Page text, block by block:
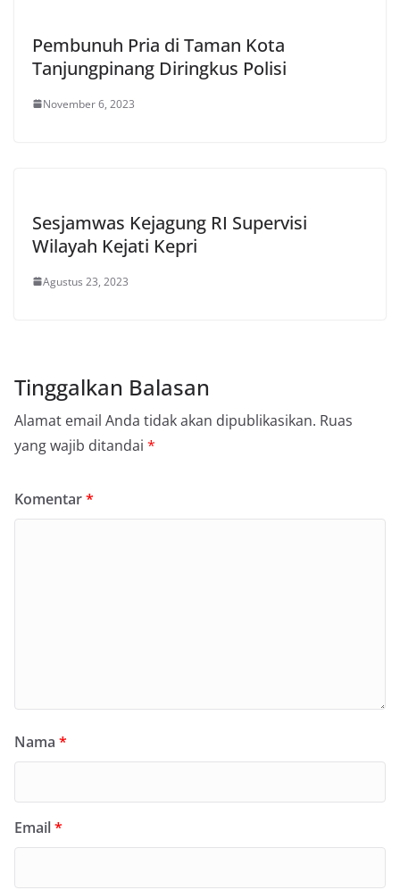
Pembunuh Pria di Taman Kota
Tanjungpinang Diringkus Polisi
November 6, 2023
Sesjamwas Kejagung RI Supervisi
Wilayah Kejati Kepri
Agustus 23, 2023
Tinggalkan Balasan
Alamat email Anda tidak akan dipublikasikan. Ruas
yang wajib ditandai *
Komentar*
Nama *
Email*